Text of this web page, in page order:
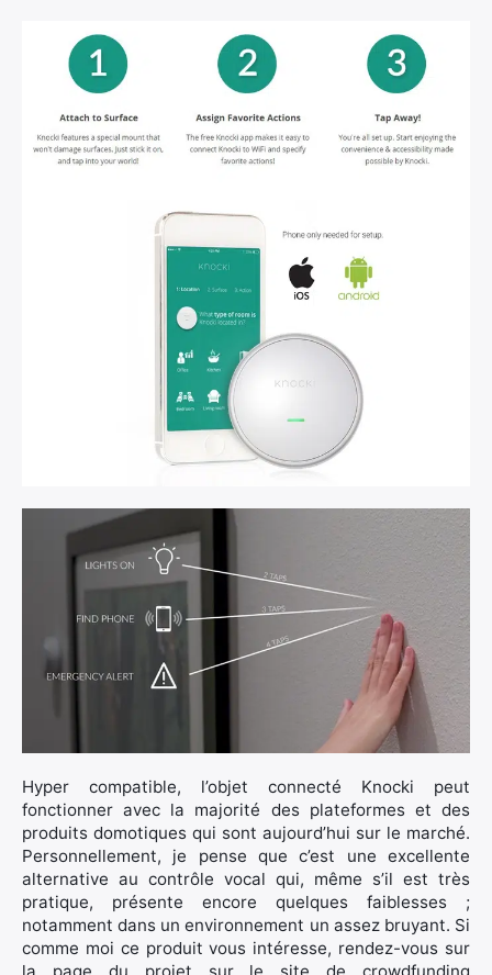
Hyper compatible, l’objet connecté Knocki peut
fonctionner avec la majorité des plateformes et des
produits domotiques qui sont aujourd’hui sur le marché.
Personnellement, je pense que c’est une excellente
alternative au contrôle vocal qui, même s’il est très
pratique, présente encore quelques faiblesses ;
notamment dans un environnement un assez bruyant. Si
comme moi ce produit vous intéresse, rendez-vous sur
la page du projet sur le site de crowdfunding